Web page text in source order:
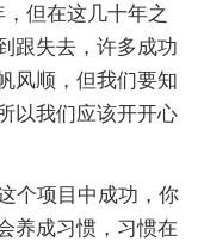
但在这几十年之
跟失去，许多成功
风顺，但我们要知
以我们应该开开心
项目中成功，你
养成习惯，习惯在